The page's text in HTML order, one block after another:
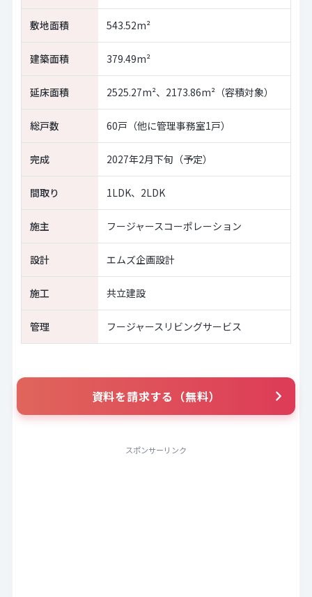
敷地面積 543.52m²
建築面積 379.49m²
延床面積 2525.27m²、2173.86m²（容積対象）
総戸数 60戸（他に管理事務室1戸）
完成 2027年2月下旬（予定）
間取り 1LDK、2LDK
施主 フージャースコーポレーション
設計 エムズ企画設計
施工 共立建設
管理 フージャースリビングサービス
資料を請求する（無料）
スポンサーリンク